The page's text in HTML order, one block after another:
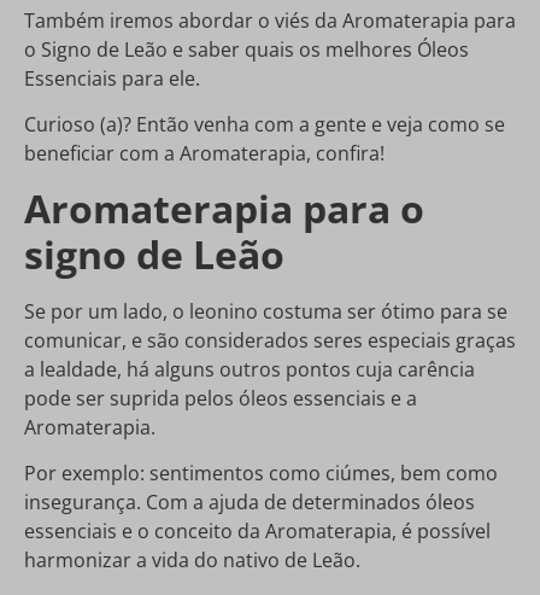
Também iremos abordar o viés da Aromaterapia para
o Signo de Leão e saber quais os melhores Óleos
Essenciais para ele.
Curioso (a)? Então venha com a gente e veja como se
beneficiar com a Aromaterapia, confira!
Aromaterapia para o
signo de Leão
Se por um lado, o leonino costuma ser ótimo para se
comunicar, e são considerados seres especiais graças
a lealdade, há alguns outros pontos cuja carência
pode ser suprida pelos óleos essenciais e a
Aromaterapia.
Por exemplo: sentimentos como ciúmes, bem como
insegurança. Com a ajuda de determinados óleos
essenciais e o conceito da Aromaterapia, é possível
harmonizar a vida do nativo de Leão.